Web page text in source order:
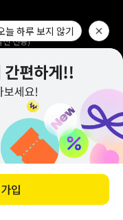
기
전용)
늘 하루 보지 않기
입